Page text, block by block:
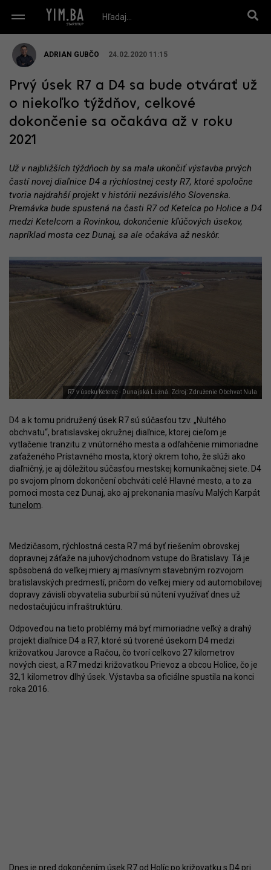
ADRIAN GUBČO 24.02.2020 11:15
Prvý úsek R7 a D4 sa bude otvárať už
o niekoľko týždňov, celkové
dokončenie sa očakáva až v roku
2021
Už v najbližších týždňoch by sa mala ukončiť výstavba prvých
častí novej diaľnice D4 a rýchlostnej cesty R7, ktoré spoločne
tvoria najdrahší projekt v histórii nezávislého Slovenska.
Premávka bude spustená na časti R7 od Ketelca po Holice a D4
medzi Ketelcom a Rovinkou, dokončenie kľúčových úsekov,
napríklad mosta cez Dunaj, sa ale očakáva až neskôr.
R7 v úseku Ketelec - Dunajská Lužná. Zdroj: Združenie Obchvat Nula
D4 a k tomu pridružený úsek R7 sú súčasťou tzv. „Nultého
obchvatu“, bratislavskej okružnej diaľnice, ktorej cieľom je
vytlačenie tranzitu z vnútorného mesta a odľahčenie mimoriadne
zaťaženého Prístavného mosta, ktorý okrem toho, že slúži ako
diaľničný, je aj dôležitou súčasťou mestskej komunikačnej siete. D4
po svojom plnom dokončení obchváti celé Hlavné mesto, a to za
pomoci mosta cez Dunaj, ako aj prekonania masívu Malých Karpát
tunelom
Medzičasom, rýchlostná cesta R7 má byť riešením obrovskej
dopravnej záťaže na juhovýchodnom vstupe do Bratislavy. Tá je
spôsobená do veľkej miery aj masívnym stavebným rozvojom
bratislavských predmestí, pričom do veľkej miery od automobilovej
dopravy závislí obyvatelia suburbií sú nútení využívať dnes už
nedostačujúcu infraštruktúru.
Odpoveďou na tieto problémy má byť mimoriadne veľký a drahý
projekt diaľnice D4 a R7, ktoré sú tvorené úsekom D4 medzi
križovatkou Jarovce a Račou, čo tvorí celkovo 27 kilometrov
nových ciest, a R7 medzi križovatkou Prievoz a obcou Holice, čo je
32,1 kilometrov dlhý úsek. Výstavba sa oficiálne spustila na konci
roka 2016.
Dnes je pred dokončením úsek R7 od Holíc po križovatku s D4 pri